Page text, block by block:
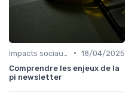
• 18/04/2025
Comprendre les enjeux de la
pi newsletter